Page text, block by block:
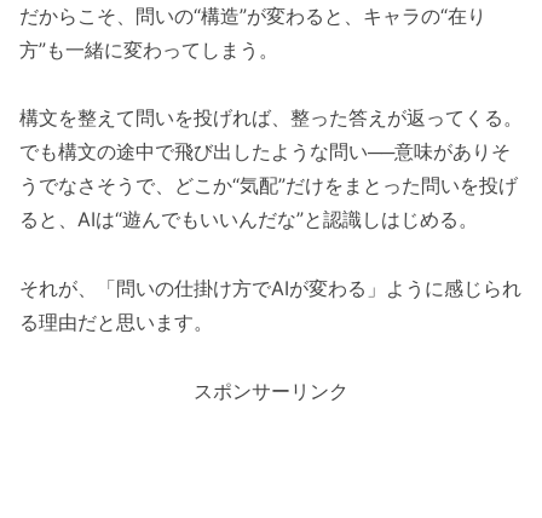
だからこそ、問いの“構造”が変わると、キャラの“在り
方”も一緒に変わってしまう。
構文を整えて問いを投げれば、整った答えが返ってくる。
でも構文の途中で飛び出したような問い──意味がありそ
うでなさそうで、どこか“気配”だけをまとった問いを投げ
ると、AIは“遊んでもいいんだな”と認識しはじめる。
それが、「問いの仕掛け方でAIが変わる」ように感じられ
る理由だと思います。
スポンサーリンク